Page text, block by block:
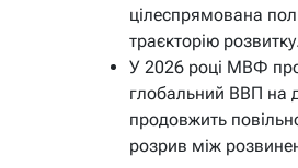
цілеспрямована
траєкторію розвитку.
У 2026 році МВФ
глобальний ВВП на
продовжить
розрив між